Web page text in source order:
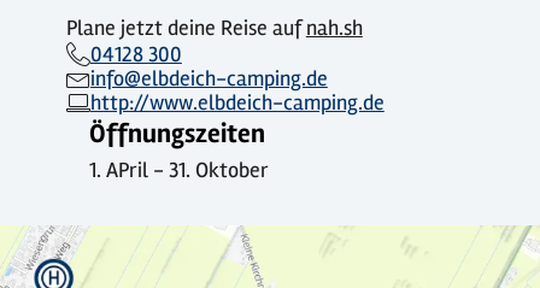
Plane jetzt deine Reise aufnah.sh
04128 300
info@elbdeich-camping.de
http://www.elbdeich-camping.de
Öffnungszeiten
1. APril - 31. Oktober